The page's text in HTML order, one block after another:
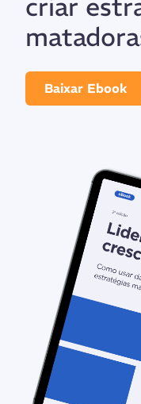
criar
Baixar Ebook